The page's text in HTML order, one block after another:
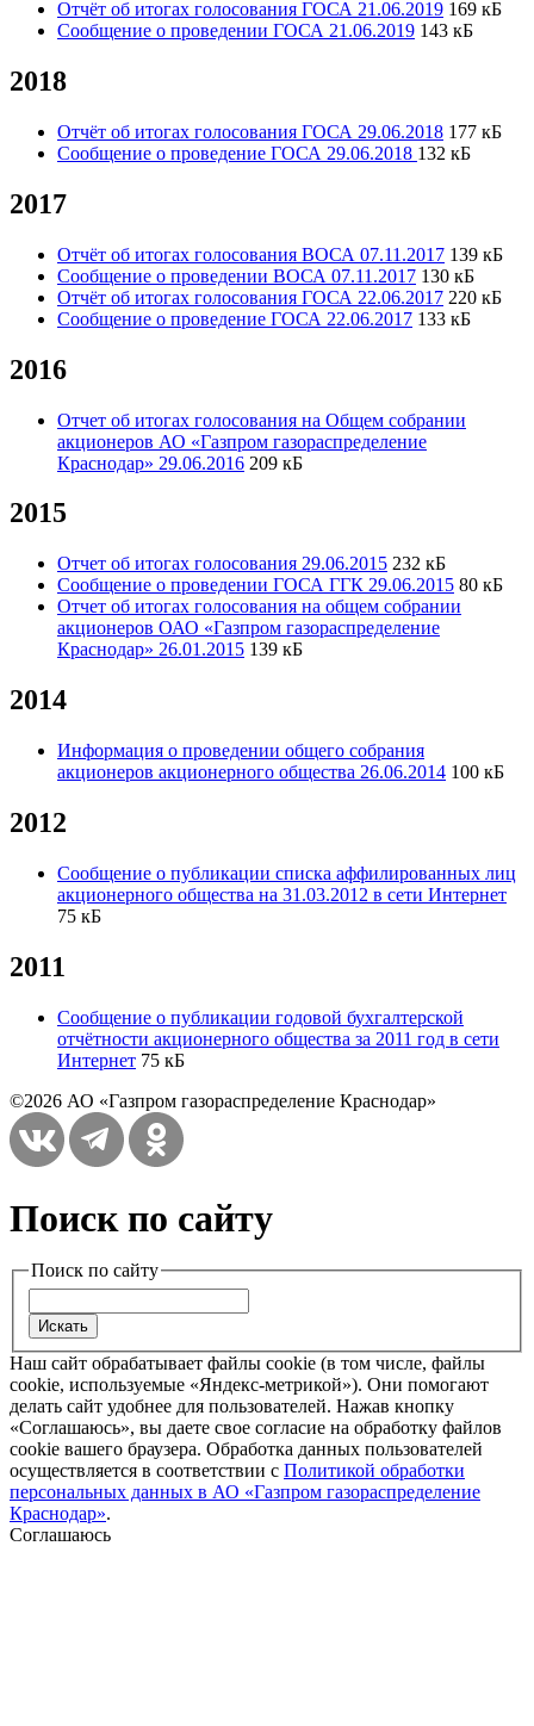
Отчёт об итогах голосования ГОСА 21.06.2019 169 кБ
Сообщение о проведении ГОСА 21.06.2019 143 кБ
2018
Отчёт об итогах голосования ГОСА 29.06.2018 177 кБ
Сообщение о проведение ГОСА 29.06.2018 132 кБ
2017
Отчёт об итогах голосования ВОСА 07.11.2017 139 кБ
Сообщение о проведении ВОСА 07.11.2017 130 кБ
Отчёт об итогах голосования ГОСА 22.06.2017 220 кБ
Сообщение о проведение ГОСА 22.06.2017 133 кБ
2016
Отчет об итогах голосования на Общем собрании
акционеров АО «Газпром газораспределение
Краснодар» 29.06.2016 209 кБ
2015
Отчет об итогах голосования 29.06.2015 232 кБ
Сообщение о проведении ГОСА ГГК 29.06.2015 80 кБ
Отчет об итогах голосования на общем собрании
акционеров ОАО «Газпром газораспределение
Краснодар» 26.01.2015 139 кБ
2014
Информация о проведении общего собрания
акционеров акционерного общества 26.06.2014 100 кБ
2012
Сообщение о публикации списка аффилированных лиц
акционерного общества на 31.03.2012 в сети Интернет
75 кБ
2011
Сообщение о публикации годовой бухгалтерской
отчётности акционерного общества за 2011 год в сети
Интернет 75 кБ
©2026 АО «Газпром газораспределение Краснодар»
Поиск по сайту
Поиск по сайту
Наш сайт обрабатывает файлы cookie (в том числе, файлы
cookie, используемые «Яндекс-метрикой»). Они помогают
делать сайт удобнее для пользователей. Нажав кнопку
«Соглашаюсь», вы даете свое согласие на обработку файлов
cookie вашего браузера. Обработка данных пользователей
осуществляется в соответствии с Политикой обработки
персональных данных в АО «Газпром газораспределение
Краснодар».
Соглашаюсь